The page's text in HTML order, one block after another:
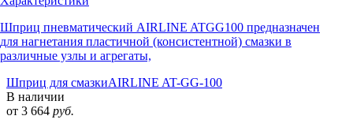
Шприц пневматический AIRLINE ATGG100 предназначен
для нагнетания пластичной (консистентной) смазки в
различные узлы и агрегаты,
Шприц для смазкиAIRLINE AT-GG-100
В наличии
от 3 664 руб.